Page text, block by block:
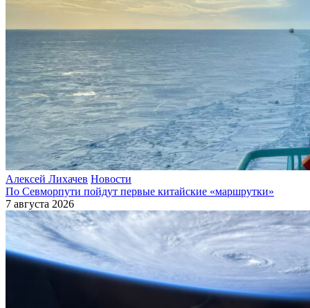
Алексей Лихачев Новости
По Севморпути пойдут первые китайские «маршрутки»
7 августа 2026